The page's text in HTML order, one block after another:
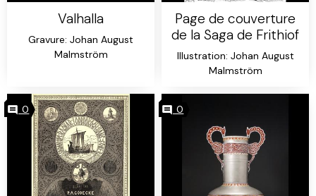
Valhalla
Gravure: Johan August
Malmström
Page de couverture
de la Saga de Frithiof
Illustration: Johan August
Malmström
0 0